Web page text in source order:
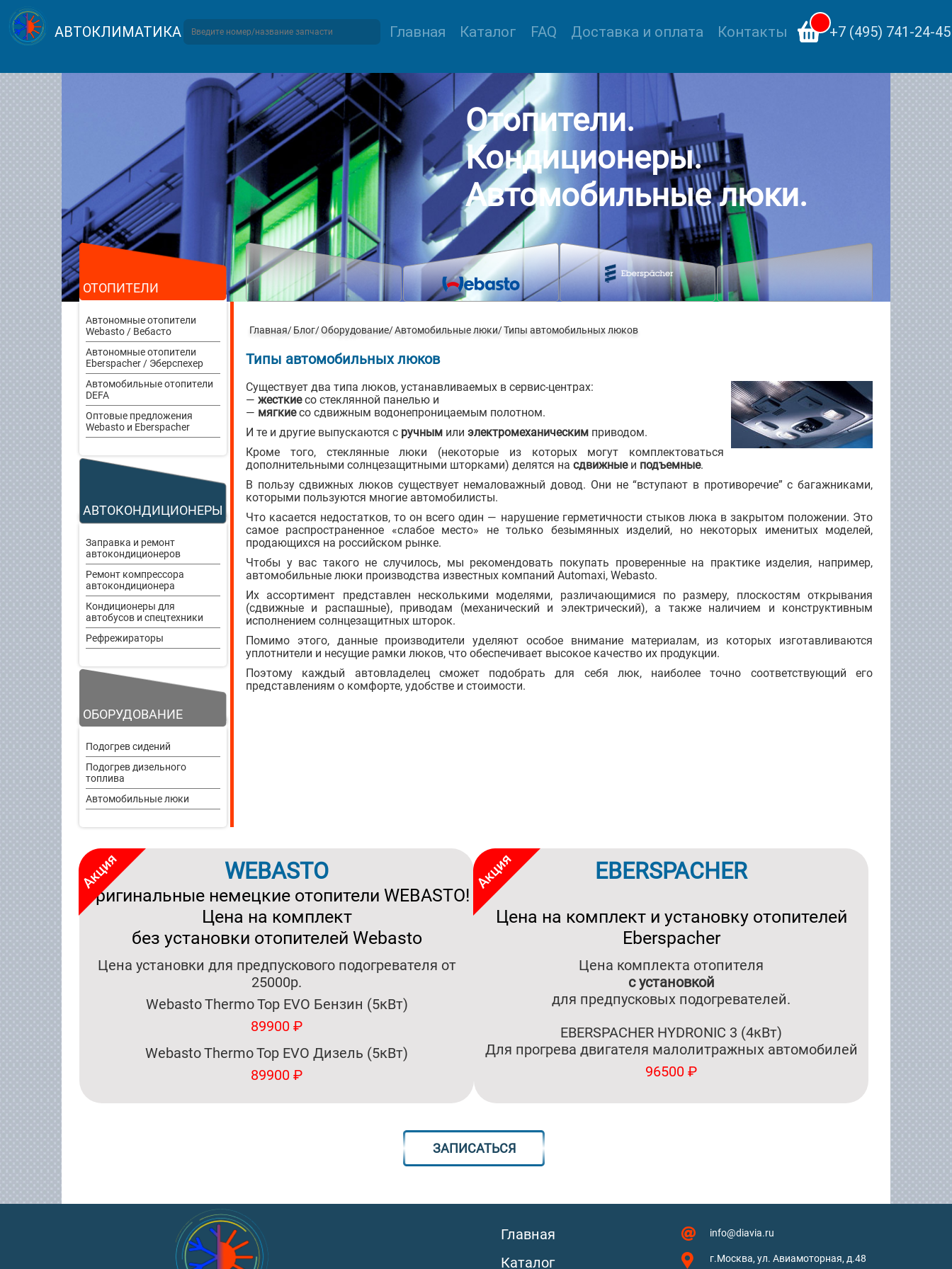
АВТОКЛИМАТИКА Главная Каталог FAQ Доставка и оплата Контакты +7 (495) 741-24-45
Отопители.
Кондиционеры.
Автомобильные люки.
ОТОПИТЕЛИ
Автономные отопители
Webasto / Вебасто
Автономные отопители
Eberspacher / Эберспехер
Автомобильные отопители
DEFA
Оптовые предложения
Webasto и Eberspacher
АВТОКОНДИЦИОНЕРЫ
Заправка и ремонт
автокондиционеров
Ремонт компрессора
автокондиционера
Кондиционеры для
автобусов и спецтехники
Рефрежираторы
ОБОРУДОВАНИЕ
Подогрев сидений
Подогрев дизельного
топлива
Автомобильные люки
Главная Блог Оборудование Автомобильные люки Типы автомобильных люков
Типы автомобильных люков
Существует два типа люков, устанавливаемых в сервис-центрах:
— жесткиесо стеклянной панелью и
— мягкиесо сдвижным водонепроницаемым полотном.
И те и другие выпускаются с ручным или электромеханическим приводом.
Кроме того, стеклянные люки (некоторые из которых могут комплектоваться
дополнительными солнцезащитными шторками) делятся на сдвижныеи подъемные.
В пользу сдвижных люков существует немаловажный довод. Они не “вступают в противоречие” с багажниками,
которыми пользуются многие автомобилисты.
Что касается недостатков, то он всего один — нарушение герметичности стыков люка в закрытом положении. Это
самое распространенное «слабое место» не только безымянных изделий, но некоторых именитых моделей,
продающихся на российском рынке.
Чтобы у вас такого не случилось, мы рекомендовать покупать проверенные на практике изделия, например,
автомобильные люки производства известных компаний Automaxi, Webasto.
Их ассортимент представлен несколькими моделями, различающимися по размеру, плоскостям открывания
(сдвижные и распашные), приводам (механический и электрический), а также наличием и конструктивным
исполнением солнцезащитных шторок.
Помимо этого, данные производители уделяют особое внимание материалам, из которых изготавливаются
уплотнители и несущие рамки люков, что обеспечивает высокое качество их продукции.
Поэтому каждый автовладелец сможет подобрать для себя люк, наиболее точно соответствующий его
представлениям о комфорте, удобстве и стоимости.
WEBASTO
Оригинальные немецкие отопители WEBASTO!
Цена на комплект
без установки отопителей Webasto
Цена установки для предпускового подогревателя от
25000р.
Webasto Thermo Top EVO Бензин (5кВт)
89900 ₽
Webasto Thermo Top EVO Дизель (5кВт)
89900 ₽
EBERSPACHER
Цена на комплект и установку отопителей
Eberspacher
Цена комплекта отопителя
c установкой
для предпусковых подогревателей.
EBERSPACHER HYDRONIC 3 (4кВт)
Для прогрева двигателя малолитражных автомобилей
96500 ₽
ЗАПИСАТЬСЯ
Главная
Каталог
info@diavia.ru
г.Москва, ул. Авиамоторная, д.48